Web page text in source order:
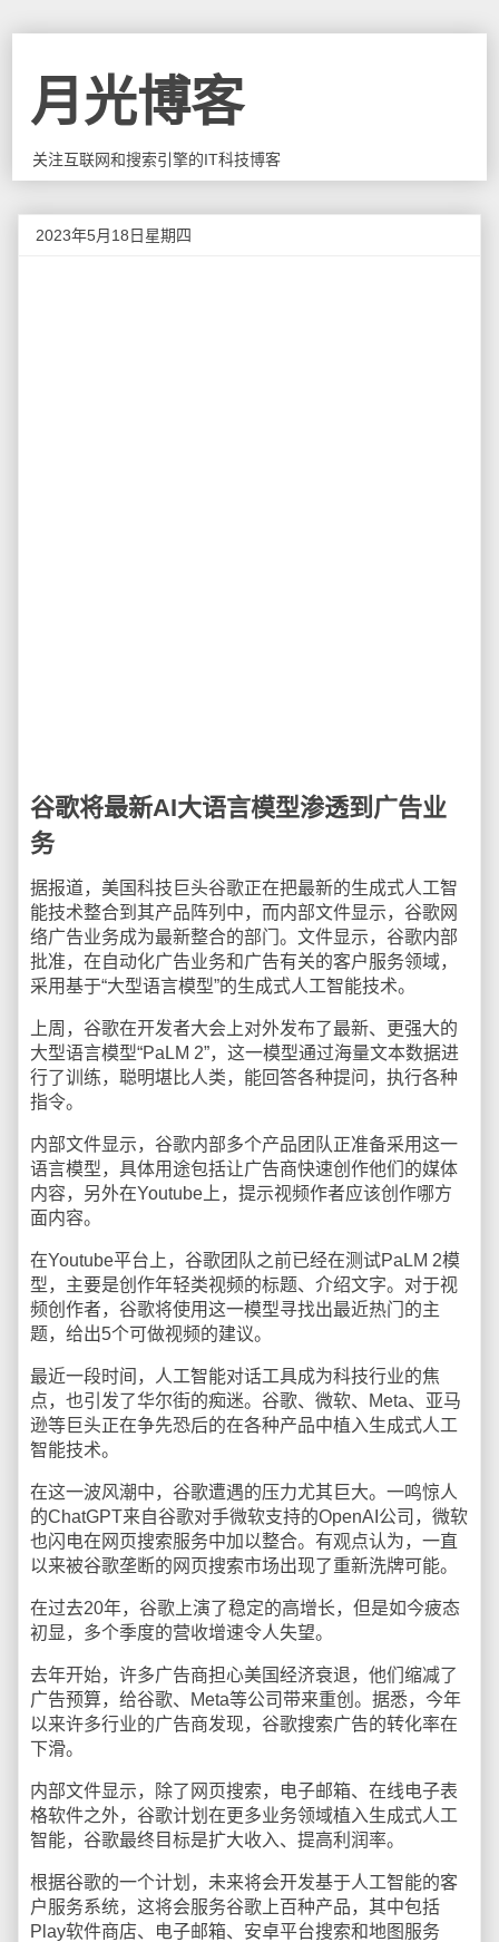
月光博客
关注互联网和搜索引擎的IT科技博客
2023年5月18日星期四
谷歌将最新AI大语言模型渗透到广告业
务
据报道，美国科技巨头谷歌正在把最新的生成式人工智
能技术整合到其产品阵列中，而内部文件显示，谷歌网
络广告业务成为最新整合的部门。文件显示，谷歌内部
批准，在自动化广告业务和广告有关的客户服务领域，
采用基于“大型语言模型”的生成式人工智能技术。
上周，谷歌在开发者大会上对外发布了最新、更强大的
大型语言模型“PaLM 2”，这一模型通过海量文本数据进
行了训练，聪明堪比人类，能回答各种提问，执行各种
指令。
内部文件显示，谷歌内部多个产品团队正准备采用这一
语言模型，具体用途包括让广告商快速创作他们的媒体
内容，另外在Youtube上，提示视频作者应该创作哪方
面内容。
在Youtube平台上，谷歌团队之前已经在测试PaLM 2模
型，主要是创作年轻类视频的标题、介绍文字。对于视
频创作者，谷歌将使用这一模型寻找出最近热门的主
题，给出5个可做视频的建议。
最近一段时间，人工智能对话工具成为科技行业的焦
点，也引发了华尔街的痴迷。谷歌、微软、Meta、亚马
逊等巨头正在争先恐后的在各种产品中植入生成式人工
智能技术。
在这一波风潮中，谷歌遭遇的压力尤其巨大。一鸣惊人
的ChatGPT来自谷歌对手微软支持的OpenAI公司，微软
也闪电在网页搜索服务中加以整合。有观点认为，一直
以来被谷歌垄断的网页搜索市场出现了重新洗牌可能。
在过去20年，谷歌上演了稳定的高增长，但是如今疲态
初显，多个季度的营收增速令人失望。
去年开始，许多广告商担心美国经济衰退，他们缩减了
广告预算，给谷歌、Meta等公司带来重创。据悉，今年
以来许多行业的广告商发现，谷歌搜索广告的转化率在
下滑。
内部文件显示，除了网页搜索，电子邮箱、在线电子表
格软件之外，谷歌计划在更多业务领域植入生成式人工
智能，谷歌最终目标是扩大收入、提高利润率。
根据谷歌的一个计划，未来将会开发基于人工智能的客
户服务系统，这将会服务谷歌上百种产品，其中包括
Play软件商店、电子邮箱、安卓平台搜索和地图服务